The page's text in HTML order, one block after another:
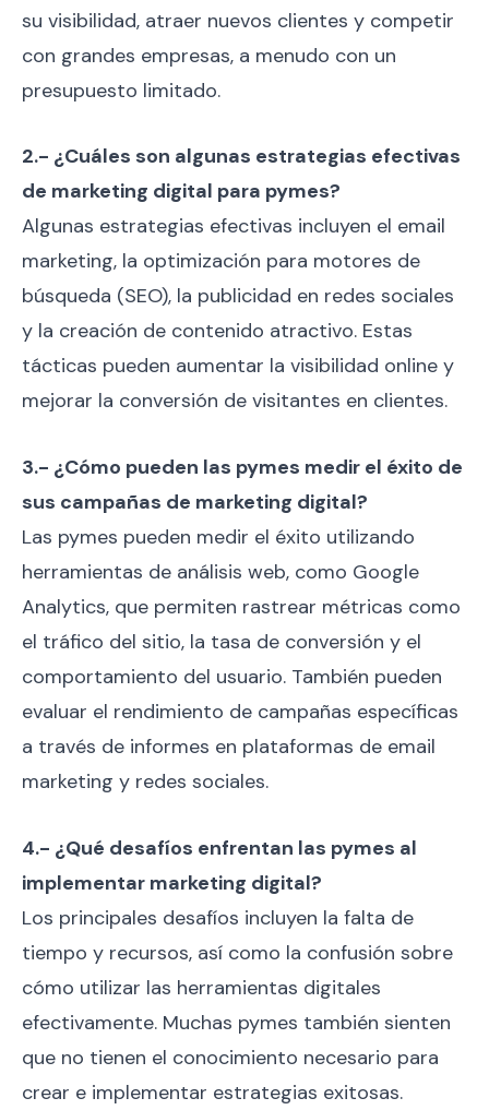
su visibilidad, atraer nuevos clientes y competir
con grandes empresas, a menudo con un
presupuesto limitado.
2.- ¿Cuáles son algunas estrategias efectivas
de marketing digital para pymes?
Algunas estrategias efectivas incluyen el email
marketing, la optimización para motores de
búsqueda (SEO), la publicidad en redes sociales
y la creación de contenido atractivo. Estas
tácticas pueden aumentar la visibilidad online y
mejorar la conversión de visitantes en clientes.
3.- ¿Cómo pueden las pymes medir el éxito de
sus campañas de marketing digital?
Las pymes pueden medir el éxito utilizando
herramientas de análisis web, como Google
Analytics, que permiten rastrear métricas como
el tráfico del sitio, la tasa de conversión y el
comportamiento del usuario. También pueden
evaluar el rendimiento de campañas específicas
a través de informes en plataformas de email
marketing y redes sociales.
4.- ¿Qué desafíos enfrentan las pymes al
implementar marketing digital?
Los principales desafíos incluyen la falta de
tiempo y recursos, así como la confusión sobre
cómo utilizar las herramientas digitales
efectivamente. Muchas pymes también sienten
que no tienen el conocimiento necesario para
crear e implementar estrategias exitosas.